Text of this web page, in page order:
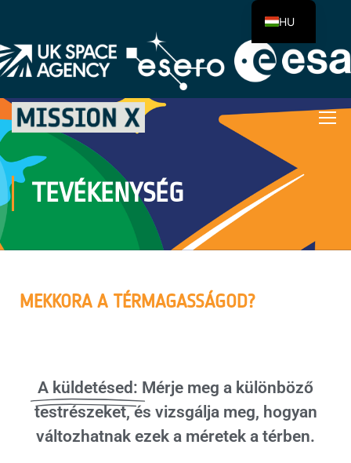
TEVÉKENYSÉG
MEKKORA A TÉRMAGASSÁGOD?
A küldetésed: Mérje meg a különböző
testrészeket, és vizsgálja meg, hogyan
változhatnak ezek a méretek a térben.
HU